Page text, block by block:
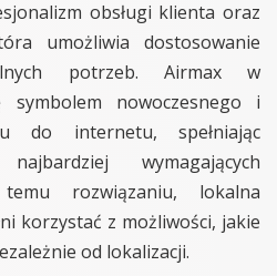
obsługi klienta oraz
umożliwia dostosowanie
potrzeb. Airmax w
symbolem nowoczesnego i
do internetu, spełniając
wymagających
rozwiązaniu, lokalna
korzystać z możliwości, jakie
od lokalizacji.